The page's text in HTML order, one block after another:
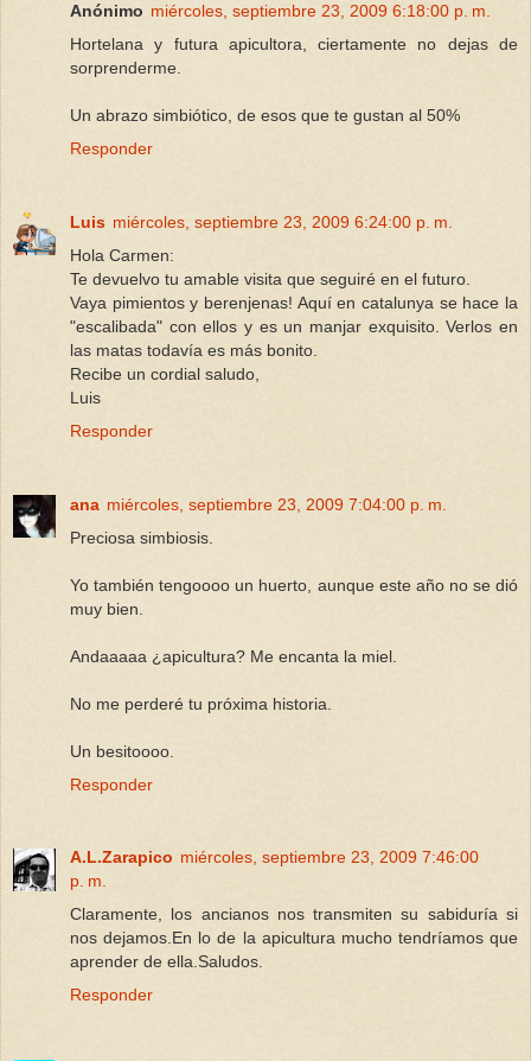
Anónimo miércoles, septiembre 23, 2009 6:18:00 p. m.
Hortelana y futura apicultora, ciertamente no dejas de
sorprenderme.
Un abrazo simbiótico, de esos que te gustan al 50%
Responder
Luis miércoles, septiembre 23, 2009 6:24:00 p. m.
Hola Carmen:
Te devuelvo tu amable visita que seguiré en el futuro.
Vaya pimientos y berenjenas! Aquí en catalunya se hace la
"escalibada" con ellos y es un manjar exquisito. Verlos en
las matas todavía es más bonito.
Recibe un cordial saludo,
Luis
Responder
ana miércoles, septiembre 23, 2009 7:04:00 p. m.
Preciosa simbiosis.
Yo también tengoooo un huerto, aunque este año no se dió
muy bien.
Andaaaaa ¿apicultura? Me encanta la miel.
No me perderé tu próxima historia.
Un besitoooo.
Responder
A.L.Zarapico miércoles, septiembre 23, 2009 7:46:00
p. m.
Claramente, los ancianos nos transmiten su sabiduría si
nos dejamos.En lo de la apicultura mucho tendríamos que
aprender de ella.Saludos.
Responder